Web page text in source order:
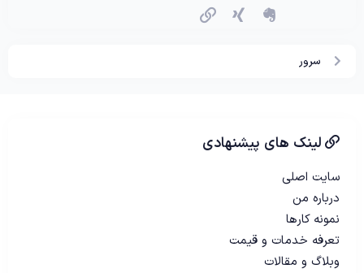
اِورنُت
زینگ
سرور
لینک های پیشنهادی
سایت اصلی
درباره من
نمونه کارها
تعرفه خدمات و قیمت
وبلاگ و مقالات